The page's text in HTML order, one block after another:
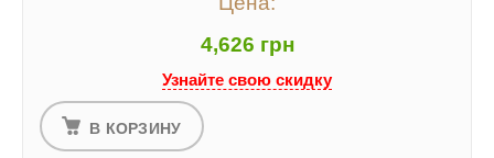
4,626 грн
Узнайте свою скидку
В КОРЗИНУ